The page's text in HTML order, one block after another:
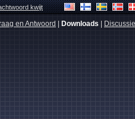
kwijt
en Antwoord Downloads Discussie